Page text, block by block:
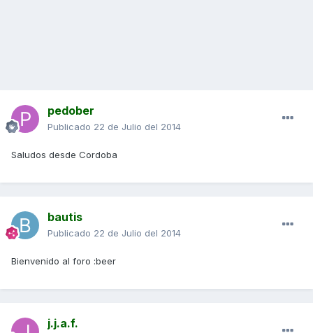
pedober
Publicado 22 de Julio del 2014
Saludos desde Cordoba
bautis
Publicado 22 de Julio del 2014
Bienvenido al foro :beer
j.j.a.f.